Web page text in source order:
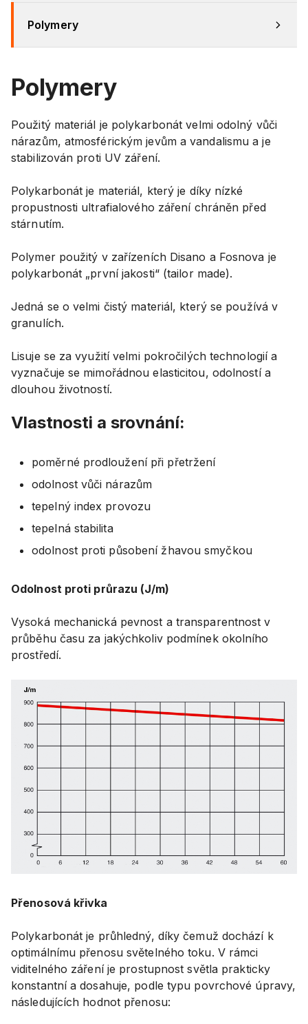
Polymery
Polymery
Použitý materiál je polykarbonát velmi odolný vůči
nárazům, atmosférickým jevům a vandalismu a je
stabilizován proti UV záření.
Polykarbonát je materiál, který je díky nízké
propustnosti ultrafialového záření chráněn před
stárnutím.
Polymer použitý v zařízeních Disano a Fosnova je
polykarbonát „první jakosti“ (tailor made).
Jedná se o velmi čistý materiál, který se používá v
granulích.
Lisuje se za využití velmi pokročilých technologií a
vyznačuje se mimořádnou elasticitou, odolností a
dlouhou životností.
Vlastnosti a srovnání:
poměrné prodloužení při přetržení
odolnost vůči nárazům
tepelný index provozu
tepelná stabilita
odolnost proti působení žhavou smyčkou
Odolnost proti průrazu (J/m)
Vysoká mechanická pevnost a transparentnost v
průběhu času za jakýchkoliv podmínek okolního
prostředí.
Přenosová křivka
Polykarbonát je průhledný, díky čemuž dochází k
optimálnímu přenosu světelného toku. V rámci
viditelného záření je prostupnost světla prakticky
konstantní a dosahuje, podle typu povrchové úpravy,
následujících hodnot přenosu: